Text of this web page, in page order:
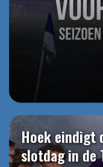
Hoek eindigt
slotdag in de